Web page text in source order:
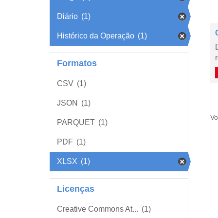
Diário (1)
Histórico da Operação (1)
Formatos
CSV (1)
JSON (1)
PARQUET (1)
PDF (1)
XLSX (1)
Licenças
Creative Commons At... (1)